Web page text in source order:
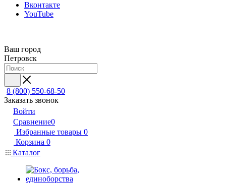
Вконтакте
YouTube
Ваш город
Петровск
8 (800) 550-68-50
Заказать звонок
Войти
Сравнение0
Избранные товары 0
Корзина 0
Каталог